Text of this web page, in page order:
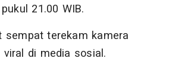
21.00 WIB.
sempat terekam kamera
di media sosial.